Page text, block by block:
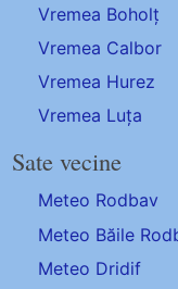
Vremea Boholț
Vremea Calbor
Vremea Hurez
Vremea Luța
Sate vecine
Meteo Rodbav
Meteo Băile
Meteo Dridif